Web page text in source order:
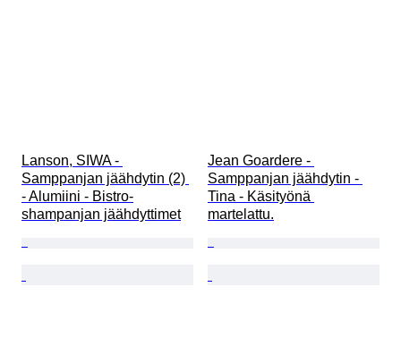
Lanson, SIWA -
Samppanjan jäähdytin (2)
- Alumiini - Bistro-
shampanjan jäähdyttimet
Jean Goardere -
Samppanjan jäähdytin -
Tina - Käsityönä
martelattu.